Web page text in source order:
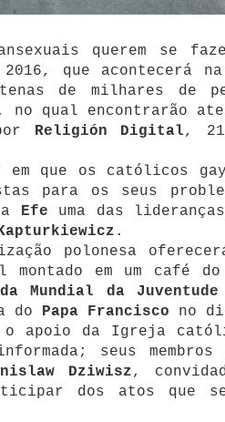
querem se
que acontecerá na
de milhares de
no qual encontrarão
Religión Digital,
em que os católicos
para os seus
Efe uma das
.
polonesa
montado em um café
Mundial da Juventude
do Papa Francisco no
apoio da Igreja
seus
Dziwisz,
dos atos que